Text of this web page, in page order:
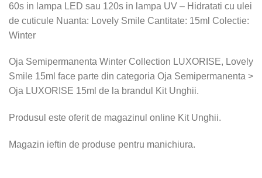
60s in lampa LED sau 120s in lampa UV – Hidratati cu ulei
de cuticule Nuanta: Lovely Smile Cantitate: 15ml Colectie:
Winter
Oja Semipermanenta Winter Collection LUXORISE, Lovely
Smile 15ml face parte din categoria Oja Semipermanenta >
Oja LUXORISE 15ml de la brandul Kit Unghii.
Produsul este oferit de magazinul online Kit Unghii.
Magazin ieftin de produse pentru manichiura.